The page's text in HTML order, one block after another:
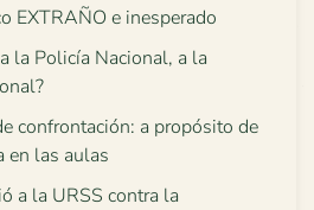
EXTRAÑO e inesperado
la Policía Nacional, a la
confrontación: a propósito de
en las aulas
a la URSS contra la